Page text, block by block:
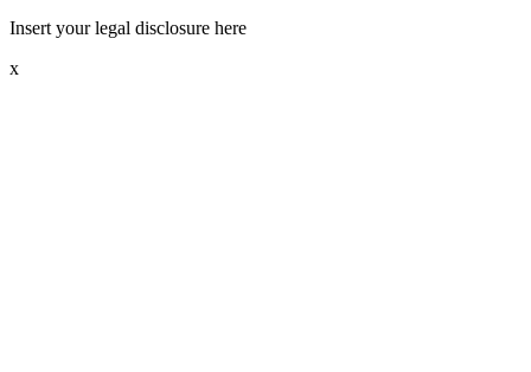
Insert your legal disclosure here
x